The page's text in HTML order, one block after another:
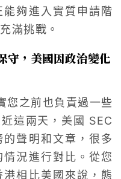
夠進入實質申請階
滿挑戰。
守，美國因政治變化
您之前也負責過一些
這兩天，美國 SEC
聲明和文章，很多
況進行對比。從您
相比美國來說，態